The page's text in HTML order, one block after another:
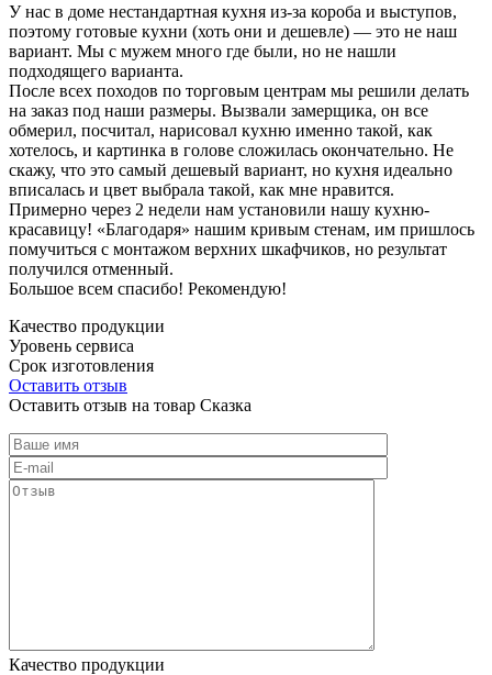
У нас в доме нестандартная кухня из-за короба и выступов,
поэтому готовые кухни (хоть они и дешевле) — это не наш
вариант. Мы с мужем много где были, но не нашли
подходящего варианта.
После всех походов по торговым центрам мы решили делать
на заказ под наши размеры. Вызвали замерщика, он все
обмерил, посчитал, нарисовал кухню именно такой, как
хотелось, и картинка в голове сложилась окончательно. Не
скажу, что это самый дешевый вариант, но кухня идеально
вписалась и цвет выбрала такой, как мне нравится.
Примерно через 2 недели нам установили нашу кухню-
красавицу! «Благодаря» нашим кривым стенам, им пришлось
помучиться с монтажом верхних шкафчиков, но результат
получился отменный.
Большое всем спасибо! Рекомендую!
Качество продукции
Уровень сервиса
Срок изготовления
Оставить отзыв
Оставить отзыв на товар Сказка
Качество продукции